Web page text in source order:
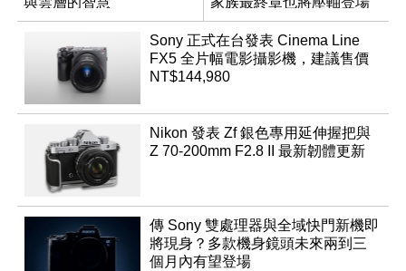
App「Atmos」登場
Sony 正式在台發表 Cinema Line
FX5 全片幅電影攝影機，建議售價
NT$144,980
Nikon 發表 Zf 銀色專用延伸握把與
Z 70-200mm F2.8 II 最新韌體更新
傳 Sony 雙處理器與全域快門新機即
將現身？多款機身鏡頭未來兩到三
個月內有望登場